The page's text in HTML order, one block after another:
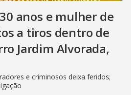
anos e mulher de
a tiros dentro de
Jardim Alvorada,
e criminosos deixa feridos;